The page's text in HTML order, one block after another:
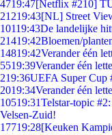
4719:47[Netflix #210]
21219:43[NL] Street
10119:43De landelijke
21419:42Bloemen/
14819:42Verander één
5519:39Verander één
219:36UEFA Super Cup
2019:34Verander één
10519:31Telstar-topic
Velsen-Zuid!
17719:28[Keuken